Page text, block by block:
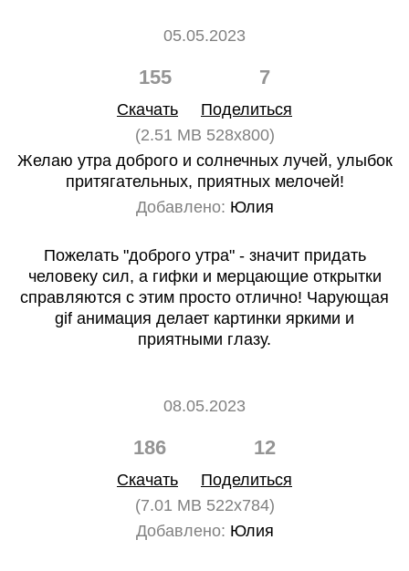
05.05.2023
155 7
Скачать
Поделиться
(2.51 MB 528x800)
Желаю утра доброго и солнечных лучей, улыбок
притягательных, приятных мелочей!
Добавлено: Юлия
Пожелать "доброго утра" - значит придать
человеку сил, а гифки и мерцающие открытки
справляются с этим просто отлично! Чарующая
gif анимация делает картинки яркими и
приятными глазу.
08.05.2023
186 12
Скачать
Поделиться
(7.01 MB 522x784)
Добавлено: Юлия